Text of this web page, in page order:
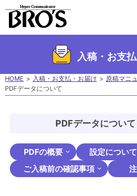
入稿・お支
HOME 入稿・お支払・お届け
原稿マニ
PDFデータについて
PDFデータについて
PDFの概要
設定について
ご入稿前の確認事項